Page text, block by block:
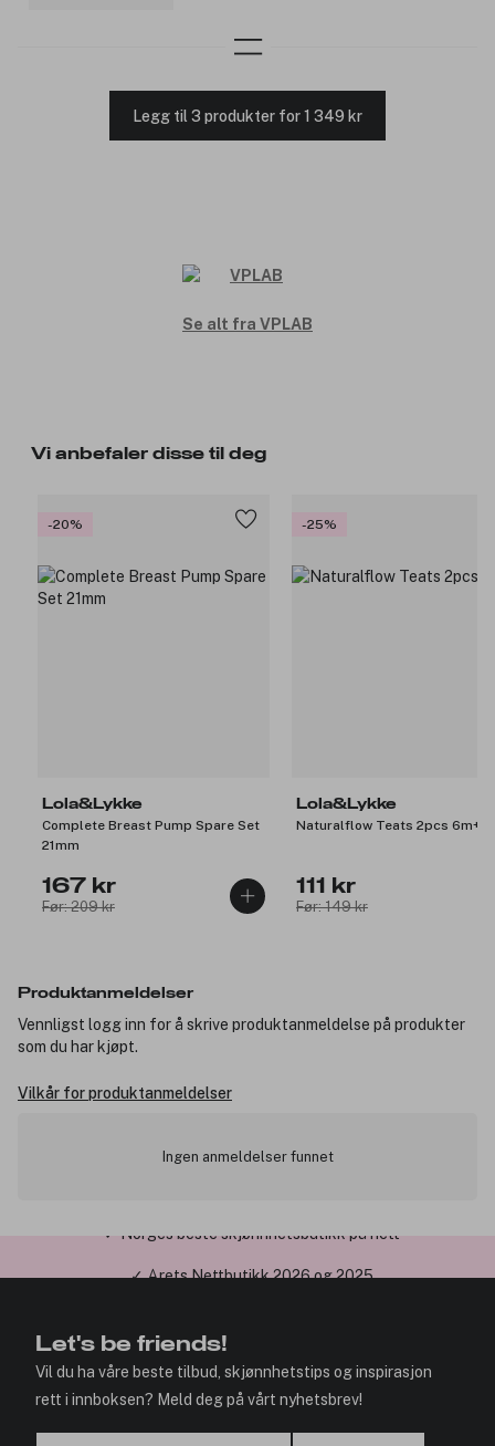
Legg til 3 produkter for 1 349 kr
Se alt fra VPLAB
Vi anbefaler disse til deg
-20%
Lola&Lykke
Complete Breast Pump Spare Set
21mm
167 kr
Før: 209 kr
-25%
Lola&Lykke
Naturalflow Teats 2pcs 6m+
111 kr
Før: 149 kr
Produktanmeldelser
Vennligst logg inn for å skrive produktanmeldelse på produkter
som du har kjøpt.
Vilkår for produktanmeldelser
Ingen anmeldelser funnet
Let's be friends!
Vil du ha våre beste tilbud, skjønnhetstips og inspirasjon
rett i innboksen? Meld deg på vårt nyhetsbrev!